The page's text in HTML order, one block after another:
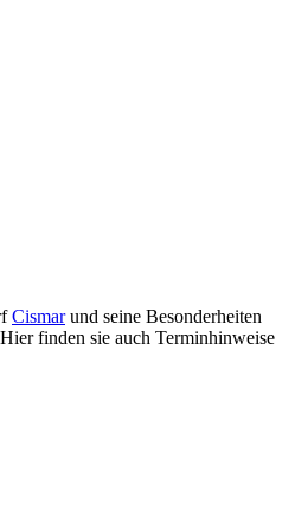
Cismarund seine Besonderheiten
finden sie auch Terminhinweise